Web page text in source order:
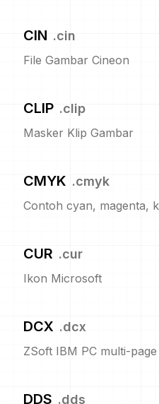
CIN .cin
File Gambar Cineon
CLIP .clip
Masker Klip Gambar
CMYK .cmyk
Contoh cyan, magenta,
CUR .cur
Ikon Microsoft
DCX .dcx
ZSoft IBM PC multi-
DDS .dds